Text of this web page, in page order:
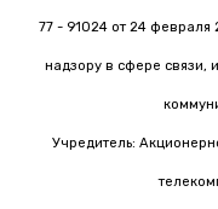
77 - 91024 от 24
надзору в сфере связи,
Учредитель: